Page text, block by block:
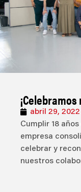
abril 29, 2022
Cumplir 18
empresa
celebrar y
nuestros